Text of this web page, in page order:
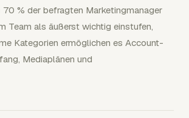
% der befragten Marketingmanager
Team als äußerst wichtig einstufen,
Kategorien ermöglichen es Account-
Mediaplänen und